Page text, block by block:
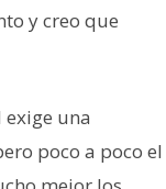
y creo que
una
poco a poco el